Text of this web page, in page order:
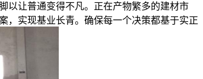
以让普通变得不凡。正在产物繁多的建材市
，实现基业长青。确保每一个决策都基于实正